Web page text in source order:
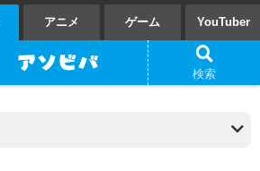
アニメ ゲーム YouTuber
検索